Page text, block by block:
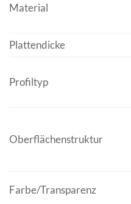
Material
Plattendicke
Profiltyp
Oberflächenstruktur
Farbe/Transparenz